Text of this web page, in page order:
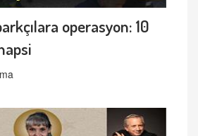
operasyon: 10